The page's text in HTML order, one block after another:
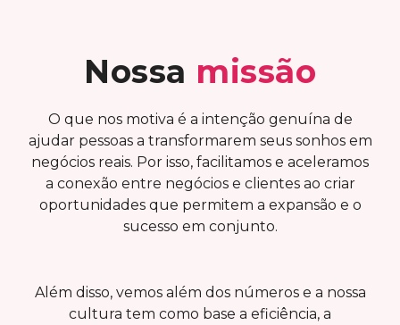
Nossa missão
O que nos motiva é a intenção genuína de
ajudar pessoas a transformarem seus sonhos em
negócios reais. Por isso, facilitamos e aceleramos
a conexão entre negócios e clientes ao criar
oportunidades que permitem a expansão e o
sucesso em conjunto.
Além disso, vemos além dos números e a nossa
cultura tem como base a eficiência, a